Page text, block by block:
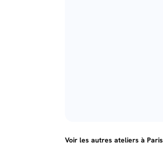
Voir les autres ateliers à Paris